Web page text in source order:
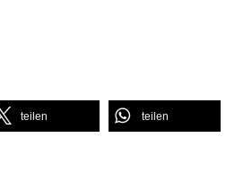
teilen teilen